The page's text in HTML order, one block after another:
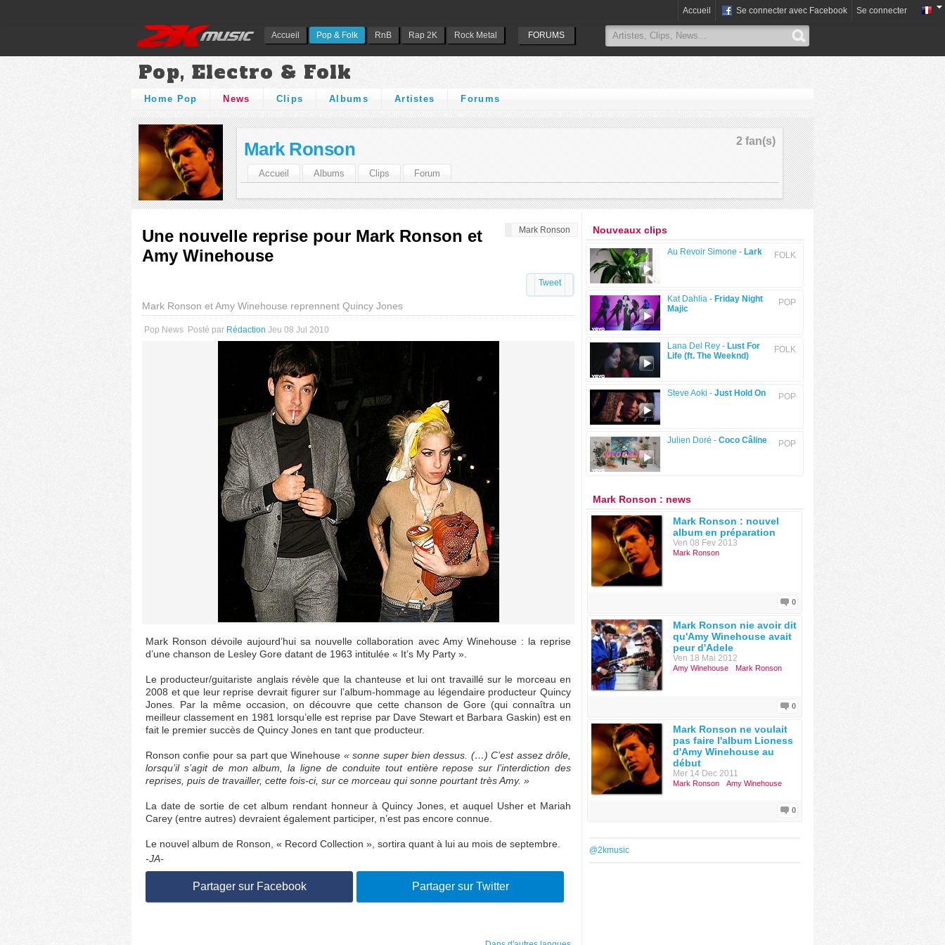
Accueil Pop & Folk RnB Rap 2K Rock Metal FORUMS
Accueil Se connecter avec Facebook Se connecter
Pop, Electro & Folk
Home Pop News Clips Albums Artistes Forums
2 fan(s)
Mark Ronson
Accueil Albums Clips Forum
Mark Ronson
Une nouvelle reprise pour Mark Ronson et
Amy Winehouse
Tweet
Mark Ronson et Amy Winehouse reprennent Quincy Jones
Pop News Posté par Rédaction Jeu 08 Jul 2010
Mark Ronson dévoile aujourd’hui sa nouvelle collaboration avec Amy Winehouse : la reprise
d’une chanson de Lesley Gore datant de 1963 intitulée « It’s My Party ».
Le producteur/guitariste anglais révèle que la chanteuse et lui ont travaillé sur le morceau en
2008 et que leur reprise devrait figurer sur l’album-hommage au légendaire producteur Quincy
Jones. Par la même occasion, on découvre que cette chanson de Gore (qui connaîtra un
meilleur classement en 1981 lorsqu’elle est reprise par Dave Stewart et Barbara Gaskin) est en
fait le premier succès de Quincy Jones en tant que producteur.
Ronson confie pour sa part que Winehouse « sonne super bien dessus. (…) C’est assez drôle,
lorsqu’il s’agit de mon album, la ligne de conduite tout entière repose sur l’interdiction des
reprises, puis de travailler, cette fois-ci, sur ce morceau qui sonne pourtant très Amy. »
La date de sortie de cet album rendant honneur à Quincy Jones, et auquel Usher et Mariah
Carey (entre autres) devraient également participer, n’est pas encore connue.
Le nouvel album de Ronson, « Record Collection », sortira quant à lui au mois de septembre.
-JA-
Partager sur Facebook Partager sur Twitter
Nouveaux clips
FOLK
Au Revoir Simone - Lark
POP
Kat Dahlia - Friday Night
Majic
FOLK
Lana Del Rey - Lust For
Life (ft. The Weeknd)
POP
Steve Aoki - Just Hold On
POP
Julien Doré - Coco Câline
Mark Ronson : news
Mark Ronson : nouvel
album en préparation
Ven 08 Fev 2013
Mark Ronson
0
Mark Ronson nie avoir dit
qu'Amy Winehouse avait
peur d'Adele
Ven 18 Mai 2012
Amy Winehouse Mark Ronson
0
Mark Ronson ne voulait
pas faire l'album Lioness
d'Amy Winehouse au
début
Mer 14 Dec 2011
Mark Ronson Amy Winehouse
0
@2kmusic